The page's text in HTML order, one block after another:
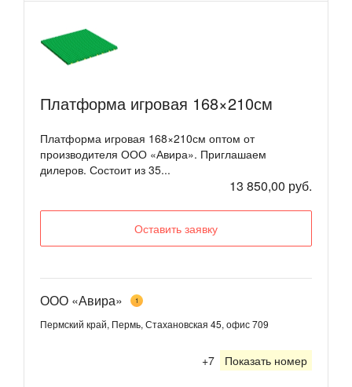
Платформа игровая 168×210см
Платформа игровая 168×210см оптом от
производителя ООО «Авира». Приглашаем
дилеров. Состоит из 35...
13 850,00 руб.
Оставить заявку
ООО «Авира» 1
Пермский край, Пермь, Стахановская 45, офис 709
+7 Показать номер